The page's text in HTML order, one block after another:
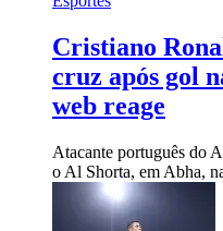
Cristiano
cruz após gol
web reage
Atacante português do
o Al Shorta, em Abha,